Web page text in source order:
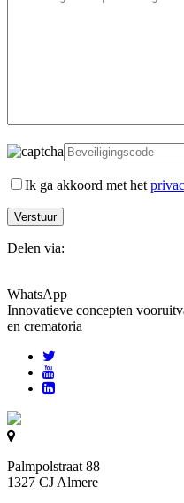
Ik ga akkoord met het
Delen via:
WhatsApp
Innovatieve concepten voor
en crematoria
Palmpolstraat 88
1327 CJ Almere